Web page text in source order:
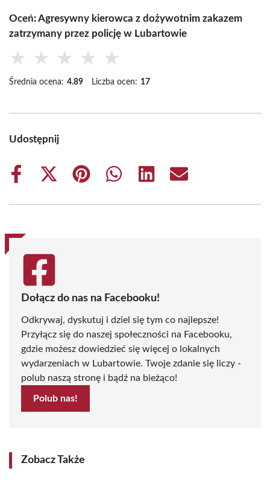
Oceń: Agresywny kierowca z dożywotnim zakazem
zatrzymany przez policję w Lubartowie
★ ★ ★ ★ ★
Średnia ocena: 4.89 Liczba ocen: 17
Udostępnij
Share
Share
(Twitter)
Share
Share
Share
Share
Dołącz do nas na Facebooku!
Odkrywaj, dyskutuj i dziel się tym co najlepsze!
Przyłącz się do naszej społeczności na Facebooku,
gdzie możesz dowiedzieć się więcej o lokalnych
wydarzeniach w Lubartowie. Twoje zdanie się liczy -
polub naszą stronę i bądź na bieżąco!
Polub nas!
Zobacz Także